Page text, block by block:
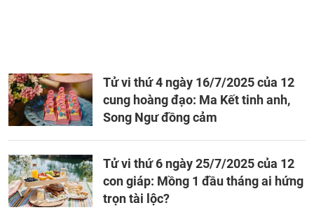
Tử vi thứ 4 ngày 16/7/2025 của 12
cung hoàng đạo: Ma Kết tinh anh,
Song Ngư đồng cảm
Tử vi thứ 6 ngày 25/7/2025 của 12
con giáp: Mồng 1 đầu tháng ai hứng
trọn tài lộc?